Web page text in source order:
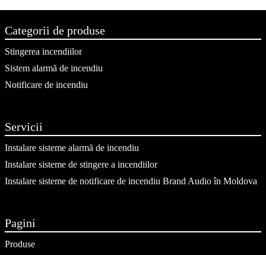
Categorii de produse
Stingerea incendiilor
Sistem alarmă de incendiu
Notificare de incendiu
Servicii
Instalare sisteme alarmă de incendiu
Instalare sisteme de stingere a incendiilor
Instalare sisteme de notificare de incendiu Brand Audio în Moldova
Pagini
Produse